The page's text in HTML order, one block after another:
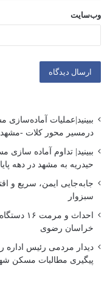
وب‌سایت
ببینید|عملیات آماده‌سازی
درمسیر محور کلات -مشهد
ببینید| تداوم آماده سازی
حیدریه به مشهد در دهه
جابه‌جایی ایمن، سریع و
سبزوار
خراسان رضوی
دیدار مردمی رئیس
پیگیری مطالبات مسکن